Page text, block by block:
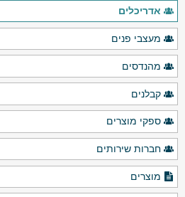
אדריכלים
מעצבי פנים
מהנדסים
קבלנים
ספקי מוצרים
חברות שירותים
מוצרים